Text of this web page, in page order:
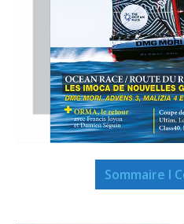
Sommaire I